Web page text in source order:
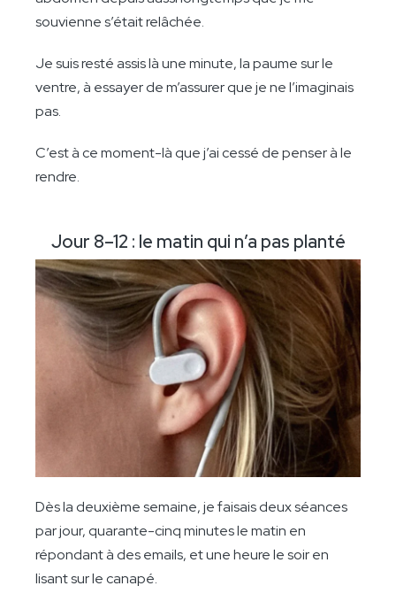
souvienne s’était relâchée.
Je suis resté assis là une minute, la paume sur le
ventre, à essayer de m’assurer que je ne l’imaginais
pas.
C’est à ce moment-là que j’ai cessé de penser à le
rendre.
Jour 8–12 : le matin qui n’a pas planté
Dès la deuxième semaine, je faisais deux séances
par jour, quarante-cinq minutes le matin en
répondant à des emails, et une heure le soir en
lisant sur le canapé.